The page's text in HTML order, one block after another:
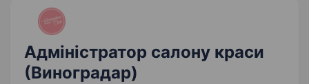
Адміністратор салону краси
(Виноградар)